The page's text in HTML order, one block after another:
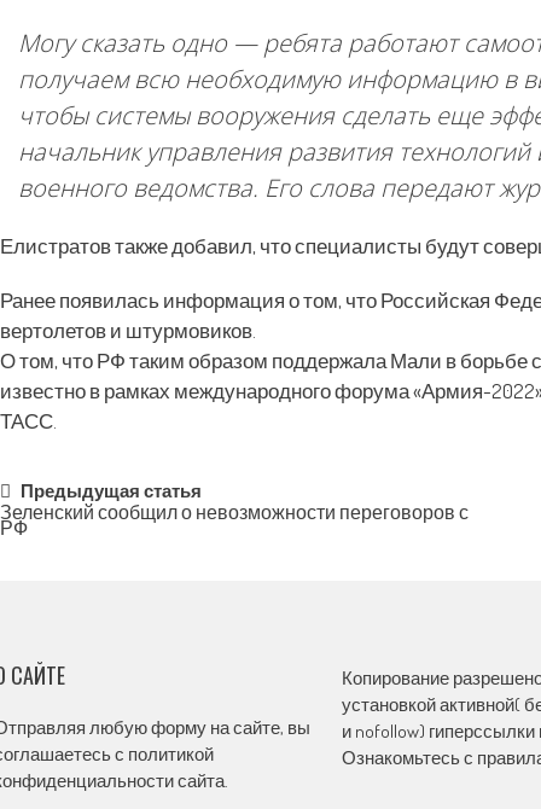
Могу сказать одно — ребята работают
получаем всю необходимую информацию в
чтобы системы вооружения сделать еще
начальник управления развития технологий
военного ведомства. Его слова передают
Елистратов также добавил, что специалисты будут
Ранее появилась информация о том, что Российская
вертолетов и штурмовиков.
О том, что РФ таким образом поддержала Мали в
известно в рамках международного форума «Армия-
ТАСС.
Post
navigation
Предыдущая статья
Зеленский сообщил о невозможности переговоров с
РФ
САЙТЕ
любую форму на сайте, вы
с политикой
сайта.
Копирование
установкой активной(
и nofollow) гиперссылки
Ознакомьтесь с